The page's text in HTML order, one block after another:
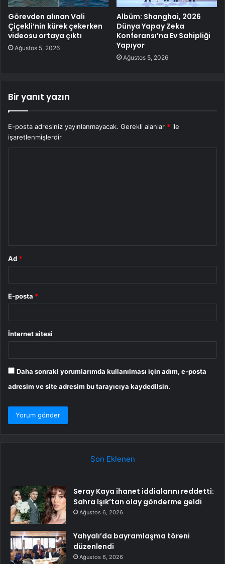
Görevden alınan Vali
Çiçekli’nin kürek çekerken
videosu ortaya çıktı
Ağustos 5, 2026
Albüm: Shanghai, 2026
Dünya Yapay Zeka
Konferansı’na Ev Sahipliği
Yapıyor
Ağustos 5, 2026
Bir yanıt yazın
E-posta adresiniz yayınlanmayacak. Gerekli alanlar * ile
işaretlenmişlerdir
Ad *
E-posta *
İnternet sitesi
Daha sonraki yorumlarımda kullanılması için adım, e-posta
adresim ve site adresim bu tarayıcıya kaydedilsin.
Son Eklenen
Seray Kaya ihanet iddialarını reddetti:
Sahra Işık’tan olay gönderme geldi
Ağustos 6, 2026
Yahyalı’da bayramlaşma töreni
düzenlendi
Ağustos 6, 2026